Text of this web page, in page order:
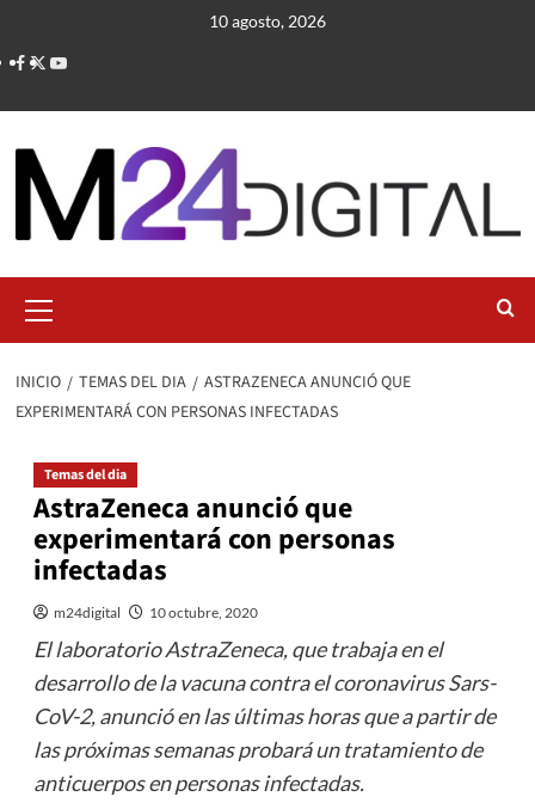
contenido
10 agosto, 2026
primario
INICIO TEMAS DEL DIA
ASTRAZENECA ANUNCIÓ QUE
EXPERIMENTARÁ CON PERSONAS INFECTADAS
Temas del dia
AstraZeneca anunció que
experimentará con personas
infectadas
m24digital 10 octubre, 2020
El laboratorio AstraZeneca, que trabaja en el
desarrollo de la vacuna contra el coronavirus Sars-
CoV-2, anunció en las últimas horas que a partir de
las próximas semanas probará un tratamiento de
anticuerpos en personas infectadas.